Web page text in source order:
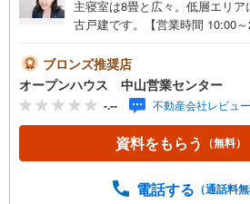
主寝室は8畳と広々。低層エリ
古戸建です。【営業時間 10:00
ご連絡ください！現地を見学さ
見学する（無料）」ボタンより
だけますとスムーズにご案内が
について・平日や夜遅い時間帯
除く・経験豊富なスタッフが物
します。・車でご自宅や最寄り
別FP相談会 無料物件のご紹介
ブロンズ推奨店
オープンハウス 中山営業センター
-.-- 不動産会社レビュ
資料をもらう （無料）
電話する （通話料無